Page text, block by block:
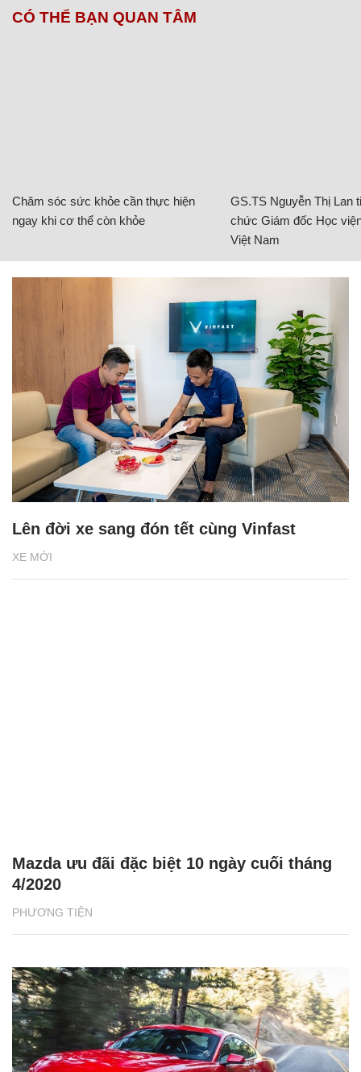
CÓ THỂ BẠN QUAN TÂM
Chăm sóc sức khỏe cần thực hiện
ngay khi cơ thể còn khỏe
GS.TS Nguyễn Thị Lan
chức Giám đốc Học
Việt Nam
XE MỚI
Lên đời xe sang đón tết cùng Vinfast
PHƯƠNG TIỆN
Mazda ưu đãi đặc biệt 10 ngày cuối tháng
4/2020